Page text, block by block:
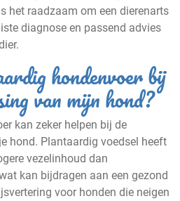
het raadzaam om een dierenarts
diagnose en passend advies
hondenvoer bij
van mijn hond?
kan zeker helpen bij de
hond. Plantaardig voedsel heeft
vezelinhoud dan
kan bijdragen aan een gezond
voor honden die neigen